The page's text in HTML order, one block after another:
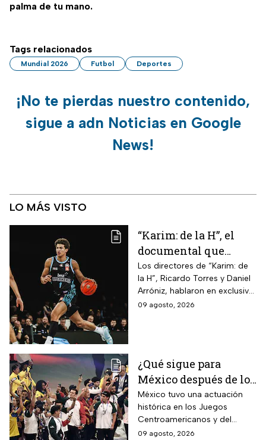
palma de tu mano.
Tags relacionados
Mundial 2026 Futbol Deportes
¡No te pierdas nuestro contenido,
sigue a adn Noticias en Google
News!
LO MÁS VISTO
“Karim: de la H”, el
documental que
cuenta el camino del
joven de Hermosillo
que llegó a la NBA
Los directores de “Karim: de
la H”, Ricardo Torres y Daniel
Arróniz, hablaron en exclusiva
con adn Noticias sobre cómo
09 agosto, 2026
¿Qué sigue para
México después de los
Juegos
Centroamericanos
2026?
México tuvo una actuación
histórica en los Juegos
Centroamericanos y del
Caribe 2026 y dejó atrás su
09 agosto, 2026